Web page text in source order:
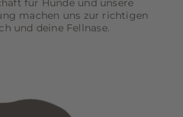
für Hunde und unsere
machen uns zur richtigen
und deine Fellnase.